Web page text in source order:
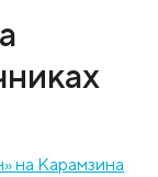
на Карамзина